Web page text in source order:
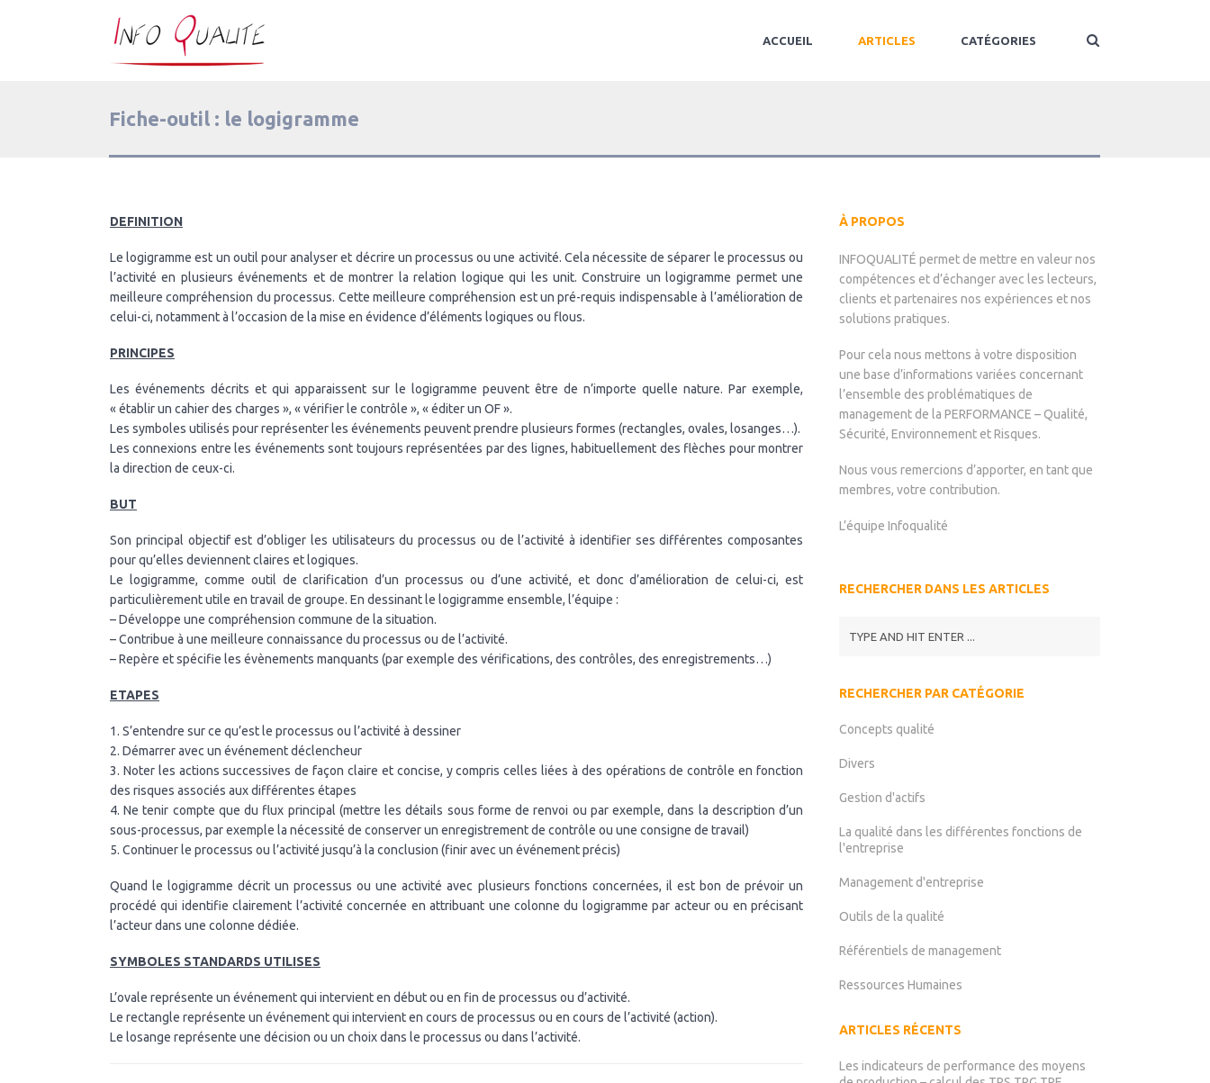
ACCUEIL ARTICLES CATÉGORIES
Fiche-outil : le logigramme
DEFINITION
Le logigramme est un outil pour analyser et décrire un processus ou une activité. Cela nécessite de séparer le processus ou
l’activité en plusieurs événements et de montrer la relation logique qui les unit. Construire un logigramme permet une
meilleure compréhension du processus. Cette meilleure compréhension est un pré-requis indispensable à l’amélioration de
celui-ci, notamment à l’occasion de la mise en évidence d’éléments logiques ou flous.
PRINCIPES
Les événements décrits et qui apparaissent sur le logigramme peuvent être de n’importe quelle nature. Par exemple,
« établir un cahier des charges », « vérifier le contrôle », « éditer un OF ».
Les symboles utilisés pour représenter les événements peuvent prendre plusieurs formes (rectangles, ovales, losanges…).
Les connexions entre les événements sont toujours représentées par des lignes, habituellement des flèches pour montrer
la direction de ceux-ci.
BUT
Son principal objectif est d’obliger les utilisateurs du processus ou de l’activité à identifier ses différentes composantes
pour qu’elles deviennent claires et logiques.
Le logigramme, comme outil de clarification d’un processus ou d’une activité, et donc d’amélioration de celui-ci, est
particulièrement utile en travail de groupe. En dessinant le logigramme ensemble, l’équipe :
– Développe une compréhension commune de la situation.
– Contribue à une meilleure connaissance du processus ou de l’activité.
– Repère et spécifie les évènements manquants (par exemple des vérifications, des contrôles, des enregistrements…)
ETAPES
1. S’entendre sur ce qu’est le processus ou l’activité à dessiner
2. Démarrer avec un événement déclencheur
3. Noter les actions successives de façon claire et concise, y compris celles liées à des opérations de contrôle en fonction
des risques associés aux différentes étapes
4. Ne tenir compte que du flux principal (mettre les détails sous forme de renvoi ou par exemple, dans la description d’un
sous-processus, par exemple la nécessité de conserver un enregistrement de contrôle ou une consigne de travail)
5. Continuer le processus ou l’activité jusqu’à la conclusion (finir avec un événement précis)
Quand le logigramme décrit un processus ou une activité avec plusieurs fonctions concernées, il est bon de prévoir un
procédé qui identifie clairement l’activité concernée en attribuant une colonne du logigramme par acteur ou en précisant
l’acteur dans une colonne dédiée.
SYMBOLES STANDARDS UTILISES
L’ovale représente un événement qui intervient en début ou en fin de processus ou d’activité.
Le rectangle représente un événement qui intervient en cours de processus ou en cours de l’activité (action).
Le losange représente une décision ou un choix dans le processus ou dans l’activité.
À PROPOS
INFOQUALITÉ permet de mettre en valeur nos
compétences et d’échanger avec les lecteurs,
clients et partenaires nos expériences et nos
solutions pratiques.
Pour cela nous mettons à votre disposition
une base d’informations variées concernant
l’ensemble des problématiques de
management de la PERFORMANCE – Qualité,
Sécurité, Environnement et Risques.
Nous vous remercions d’apporter, en tant que
membres, votre contribution.
L’équipe Infoqualité
RECHERCHER DANS LES ARTICLES
RECHERCHER PAR CATÉGORIE
Concepts qualité
Divers
Gestion d'actifs
La qualité dans les différentes fonctions de
l'entreprise
Management d'entreprise
Outils de la qualité
Référentiels de management
Ressources Humaines
ARTICLES RÉCENTS
Les indicateurs de performance des moyens